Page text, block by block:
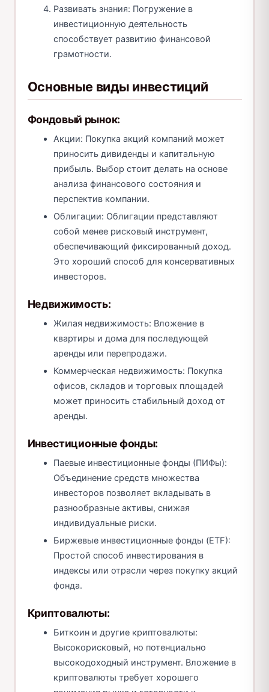
Развивать знания: Погружение в
инвестиционную деятельность
способствует развитию финансовой
грамотности.
Основные виды инвестиций
Фондовый рынок:
Акции: Покупка акций компаний может
приносить дивиденды и капитальную
прибыль. Выбор стоит делать на основе
анализа финансового состояния и
перспектив компании.
Облигации: Облигации представляют
собой менее рисковый инструмент,
обеспечивающий фиксированный доход.
Это хороший способ для консервативных
инвесторов.
Недвижимость:
Жилая недвижимость: Вложение в
квартиры и дома для последующей
аренды или перепродажи.
Коммерческая недвижимость: Покупка
офисов, складов и торговых площадей
может приносить стабильный доход от
аренды.
Инвестиционные фонды:
Паевые инвестиционные фонды (ПИФы):
Объединение средств множества
инвесторов позволяет вкладывать в
разнообразные активы, снижая
индивидуальные риски.
Биржевые инвестиционные фонды (ETF):
Простой способ инвестирования в
индексы или отрасли через покупку акций
фонда.
Криптовалюты:
Биткоин и другие криптовалюты:
Высокорисковый, но потенциально
высокодоходный инструмент. Вложение в
криптовалюты требует хорошего